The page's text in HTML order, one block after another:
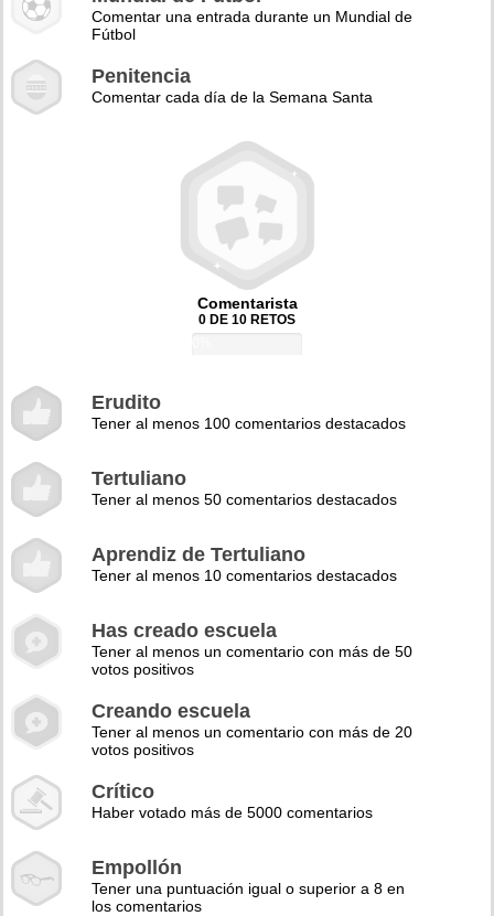
Comentar una entrada durante un Mundial de
Fútbol
Penitencia
Comentar cada día de la Semana Santa
Comentarista
0 DE 10 RETOS
Erudito
Tener al menos 100 comentarios destacados
Tertuliano
Tener al menos 50 comentarios destacados
Aprendiz de Tertuliano
Tener al menos 10 comentarios destacados
Has creado escuela
Tener al menos un comentario con más de 50
votos positivos
Creando escuela
Tener al menos un comentario con más de 20
votos positivos
Crítico
Haber votado más de 5000 comentarios
Empollón
Tener una puntuación igual o superior a 8 en
los comentarios